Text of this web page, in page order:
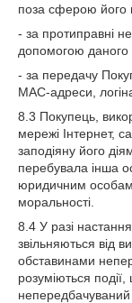
поза сферою його
- за протиправні
допомогою даного
- за передачу
MAC-адреси,
8.3 Покупець,
мережі Інтернет,
заподіяну його
перебувала інша
юридичним
моральності.
8.4 У разі
звільняються від
обставинами
розуміються